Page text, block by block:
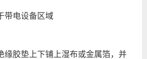
电设备区域
胶垫上下铺上湿布或金属箔，并